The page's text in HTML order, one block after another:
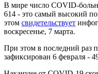
В мире число COVID-
614 - это самый высокий
этом свидетельствует
воскресенье, 7 марта.
При этом в последний раз
зафиксирован 6 февраля -